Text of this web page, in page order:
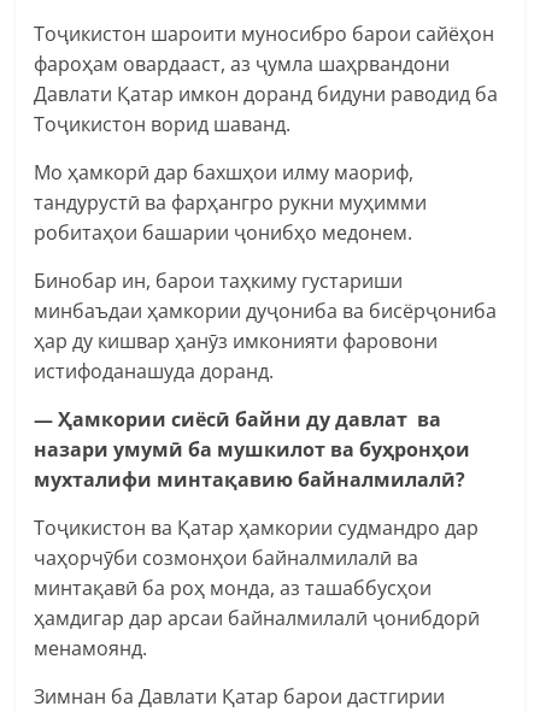
Тоҷикистон шароити муносибро барои сайёҳон
фароҳам овардааст, аз ҷумла шаҳрвандони
Давлати Қатар имкон доранд бидуни раводид ба
Тоҷикистон ворид шаванд.
Мо ҳамкорӣ дар бахшҳои илму маориф,
тандурустӣ ва фарҳангро рукни муҳимми
робитаҳои башарии ҷонибҳо медонем.
Бинобар ин, барои таҳкиму густариши
минбаъдаи ҳамкории дуҷониба ва бисёрҷониба
ҳар ду кишвар ҳанӯз имконияти фаровони
истифоданашуда доранд.
— Ҳамкории сиёсӣ байни ду давлат ва
назари умумӣ ба мушкилот ва буҳронҳои
мухталифи минтақавию байналмилалӣ?
Тоҷикистон ва Қатар ҳамкории судмандро дар
чаҳорчӯби созмонҳои байналмилалӣ ва
минтақавӣ ба роҳ монда, аз ташаббусҳои
ҳамдигар дар арсаи байналмилалӣ ҷонибдорӣ
менамоянд.
Зимнан ба Давлати Қатар барои дастгирии